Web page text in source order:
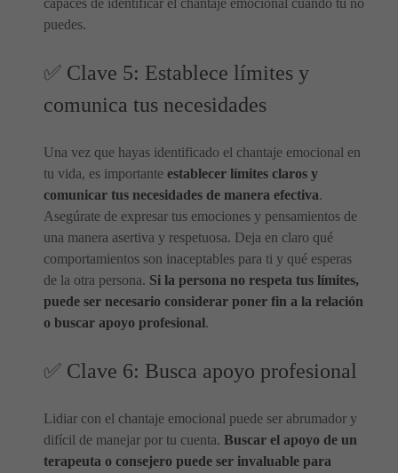
puedes.
✅ Clave 5: Establece límites y
comunica tus necesidades
Una vez que hayas identificado el chantaje emocional en
tu vida, es importante establecer límites claros y
comunicar tus necesidades de manera efectiva.
Asegúrate de expresar tus emociones y pensamientos de
una manera asertiva y respetuosa. Deja en claro qué
comportamientos son inaceptables para ti y qué esperas
de la otra persona. Si la persona no respeta tus límites,
puede ser necesario considerar poner fin a la relación
o buscar apoyo profesional.
✅ Clave 6: Busca apoyo profesional
Lidiar con el chantaje emocional puede ser abrumador y
difícil de manejar por tu cuenta. Buscar el apoyo de un
terapeuta o consejero puede ser invaluable para